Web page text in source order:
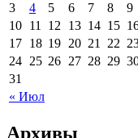
« Июл
3
4 5 6 7 8
9
10 11 12 13 14 15
17 18 19 20 21 22
24 25 26 27 28 29
31
Архивы